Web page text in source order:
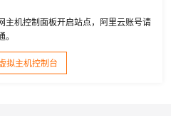
主机控制面板开启站点，阿里云账号请
拟主机控制台